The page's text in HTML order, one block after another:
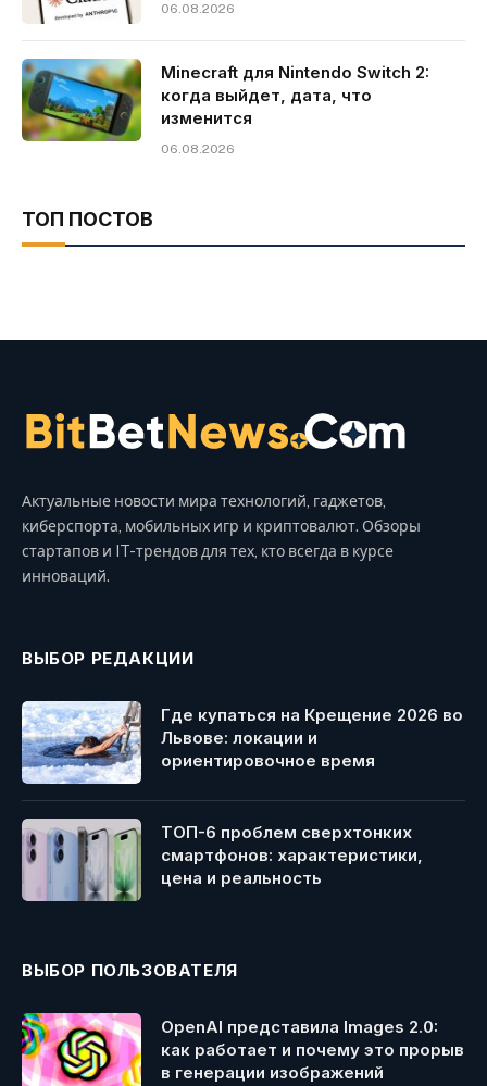
06.08.2026
Minecraft для Nintendo Switch 2:
когда выйдет, дата, что
изменится
06.08.2026
ТОП ПОСТОВ
Актуальные новости мира технологий, гаджетов,
киберспорта, мобильных игр и криптовалют. Обзоры
стартапов и IT-трендов для тех, кто всегда в курсе
инноваций.
ВЫБОР РЕДАКЦИИ
Где купаться на Крещение 2026 во
Львове: локации и
ориентировочное время
ТОП-6 проблем сверхтонких
смартфонов: характеристики,
цена и реальность
ВЫБОР ПОЛЬЗОВАТЕЛЯ
OpenAI представила Images 2.0:
как работает и почему это прорыв
в генерации изображений